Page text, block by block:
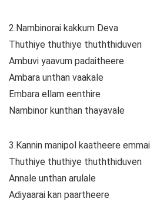
2.Nambinorai kakkum Deva
Thuthiye thuthiye thuththiduven
Ambuvi yaavum padaitheere
Ambara unthan vaakale
Embara ellam eenthire
Nambinor kunthan thayavale
3.Kannin manipol kaatheere emmai
Thuthiye thuthiye thuththiduven
Annale unthan arulale
Adiyaarai kan paartheere